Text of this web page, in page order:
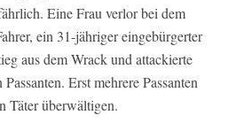
Eine Frau verlor bei dem
ein 31-jähriger eingebürgerter
aus dem Wrack und attackierte
Erst mehrere Passanten
Täter überwältigen.